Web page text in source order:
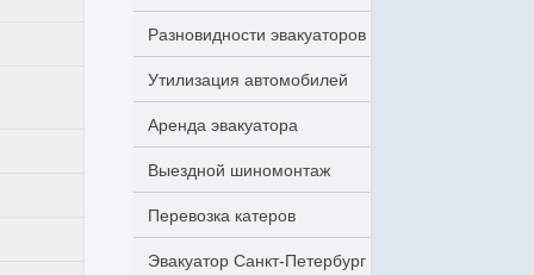
Разновидности эвакуаторов
Утилизация автомобилей
Аренда эвакуатора
Выездной шиномонтаж
Перевозка катеров
Эвакуатор Санкт-Петербург